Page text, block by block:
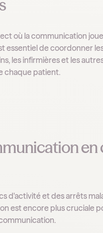
où la communication
essentiel de coordonner
les infirmières et les
chaque patient.
d'activité et des arrêts
est encore plus cruciale